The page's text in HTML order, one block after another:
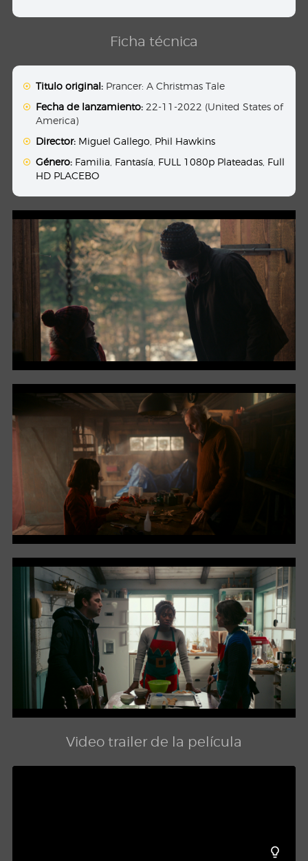
Ficha técnica
Titulo original: Prancer: A Christmas Tale
Fecha de lanzamiento: 22-11-2022 (United States of
America)
Director: Miguel Gallego Phil Hawkins
Género: Familia Fantasía FULL 1080p Plateadas Full
HD PLACEBO
Video trailer de la película